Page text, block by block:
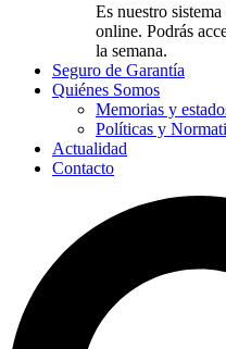
Es nuestro
online. Podrás
la semana.
Seguro de Garantía
Quiénes Somos
Memorias y
Políticas y
Actualidad
Contacto